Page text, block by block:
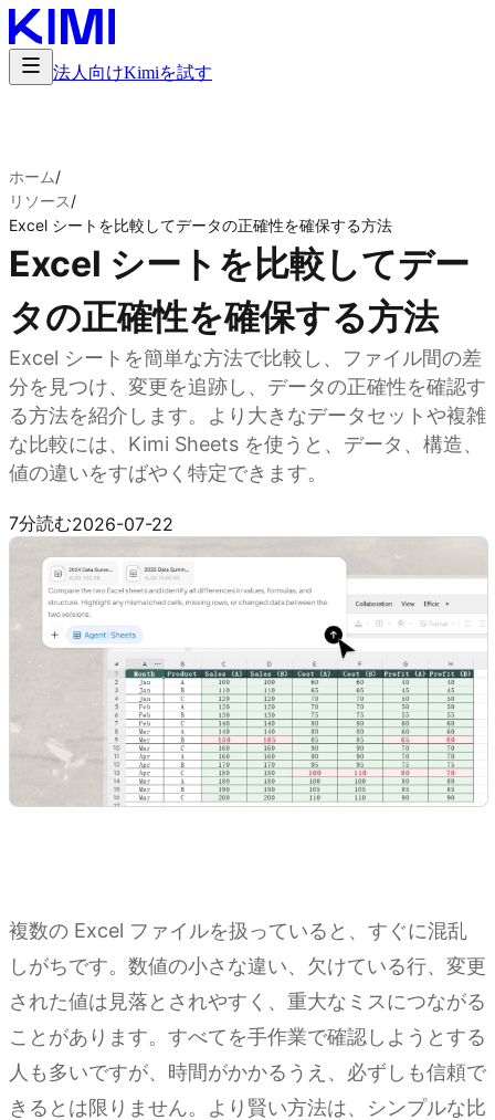
法人向けKimiを試す
ホーム/
リソース/
Excel シートを比較してデータの正確性を確保する方法
Excel シートを比較してデー
タの正確性を確保する方法
Excel シートを簡単な方法で比較し、ファイル間の差
分を見つけ、変更を追跡し、データの正確性を確認す
る方法を紹介します。より大きなデータセットや複雑
な比較には、Kimi Sheets を使うと、データ、構造、
値の違いをすばやく特定できます。
7分読む2026-07-22
複数の Excel ファイルを扱っていると、すぐに混乱
しがちです。数値の小さな違い、欠けている行、変更
された値は見落とされやすく、重大なミスにつながる
ことがあります。すべてを手作業で確認しようとする
人も多いですが、時間がかかるうえ、必ずしも信頼で
きるとは限りません。より賢い方法は、シンプルな比